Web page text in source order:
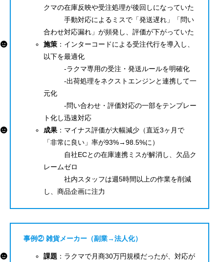
クマの在庫反映や受注処理が後回しになっていた
手動対応によるミスで「発送遅れ」「問い
合わせ対応漏れ」が頻発し、評価が下がっていた
施策 ：インターコードによる受注代行を導入し、
以下を最適化
-ラクマ専用の受注・発送ルールを明確化
-出荷処理をネクストエンジンと連携して一
元化
-問い合わせ・評価対応の一部をテンプレー
ト化し迅速対応
成果 ：マイナス評価が大幅減少（直近3ヶ月で
「非常に良い」率が93%→98.5%に）
自社ECとの在庫連携ミスが解消し、欠品ク
レームゼロ
社内スタッフは週5時間以上の作業を削減
し、商品企画に注力
事例② 雑貨メーカー（副業→法人化）
課題 ：ラクマで月商30万円規模だったが、対応が